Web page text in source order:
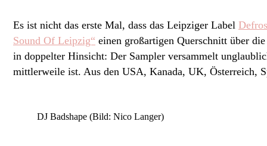
Es ist nicht das erste Mal, dass das Leipziger Label
Sound Of Leipzig“ einen großartigen Querschnitt über
in doppelter Hinsicht: Der Sampler versammelt
mittlerweile ist. Aus den USA, Kanada, UK, Österreich,
DJ Badshape (Bild: Nico Langer)